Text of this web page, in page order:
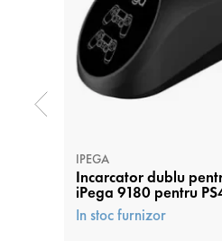
IPEGA
Incarcator dublu
iPega 9180 pentru
In stoc furnizor